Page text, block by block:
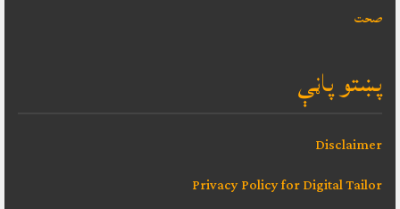
صحت
پښتو پاڼې
Disclaimer
Privacy Policy for Digital Tailor